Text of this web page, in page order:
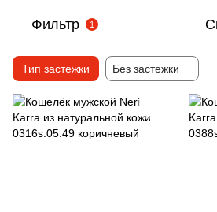
Фильтр 1
Тип застежки Без застежки